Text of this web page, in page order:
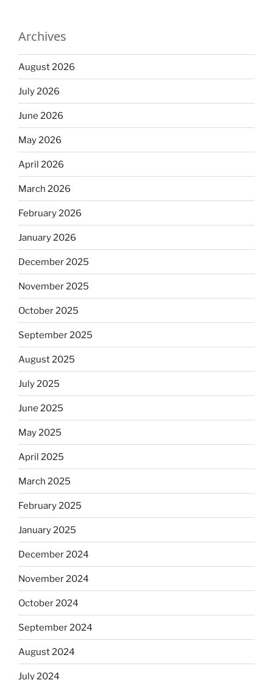
Archives
August 2026
July 2026
June 2026
May 2026
April 2026
March 2026
February 2026
January 2026
December 2025
November 2025
October 2025
September 2025
August 2025
July 2025
June 2025
May 2025
April 2025
March 2025
February 2025
January 2025
December 2024
November 2024
October 2024
September 2024
August 2024
July 2024